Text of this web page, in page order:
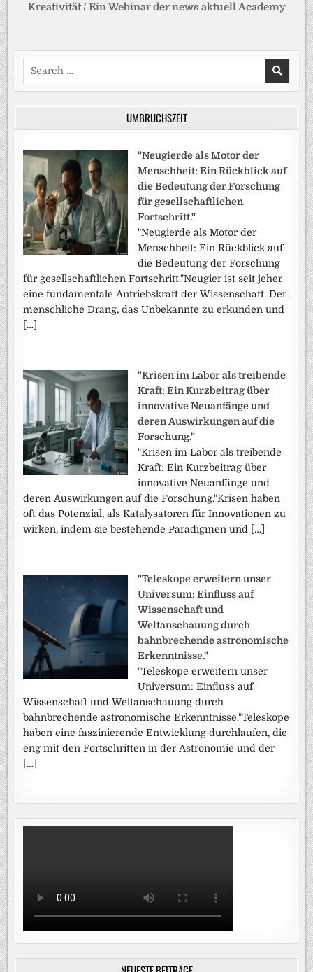
Kreativität / Ein Webinar der news aktuell Academy
Search
for:
UMBRUCHSZEIT
"Neugierde als Motor der
Menschheit: Ein Rückblick auf
die Bedeutung der Forschung
für gesellschaftlichen
Fortschritt."
"Neugierde als Motor der
Menschheit: Ein Rückblick auf
die Bedeutung der Forschung
für gesellschaftlichen Fortschritt."Neugier ist seit jeher
eine fundamentale Antriebskraft der Wissenschaft. Der
menschliche Drang, das Unbekannte zu erkunden und
[…]
"Krisen im Labor als treibende
Kraft: Ein Kurzbeitrag über
innovative Neuanfänge und
deren Auswirkungen auf die
Forschung."
"Krisen im Labor als treibende
Kraft: Ein Kurzbeitrag über
innovative Neuanfänge und
deren Auswirkungen auf die Forschung."Krisen haben
oft das Potenzial, als Katalysatoren für Innovationen zu
wirken, indem sie bestehende Paradigmen und […]
"Teleskope erweitern unser
Universum: Einfluss auf
Wissenschaft und
Weltanschauung durch
bahnbrechende astronomische
Erkenntnisse."
"Teleskope erweitern unser
Universum: Einfluss auf
Wissenschaft und Weltanschauung durch
bahnbrechende astronomische Erkenntnisse."Teleskope
haben eine faszinierende Entwicklung durchlaufen, die
eng mit den Fortschritten in der Astronomie und der
[…]